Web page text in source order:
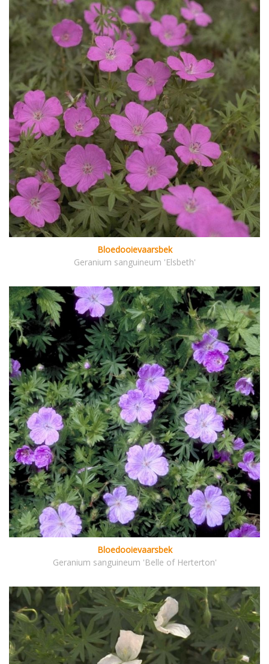
Bloedooievaarsbek
Geranium sanguineum 'Elsbeth'
Bloedooievaarsbek
Geranium sanguineum 'Belle of Herterton'